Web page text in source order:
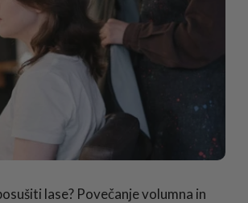
lase? Povečanje volumna in